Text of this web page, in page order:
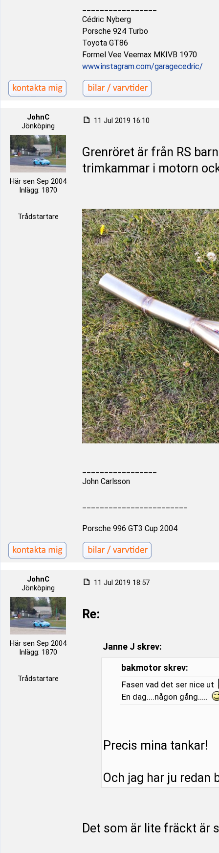
Cédric Nyberg
Porsche 924 Turbo
Toyota GT86
Formel Vee Veemax MKIVB 1970
www.instagram.com/garagecedric/
JohnC
Jönköping
Här sen Sep 2004
Inlägg: 1870
Trådstartare
11 Jul 2019 16:10
Grenröret är från RS
trimkammar i motorn
John Carlsson
Porsche 996 GT3 Cup 2004
JohnC
Jönköping
Här sen Sep 2004
Inlägg: 1870
Trådstartare
11 Jul 2019 18:57
Re:
Janne J skrev:
bakmotor skrev:
Fasen vad det ser nice ut
En dag....någon gång.....
Precis mina tankar!
Och jag har ju redan
Det som är lite fräckt är